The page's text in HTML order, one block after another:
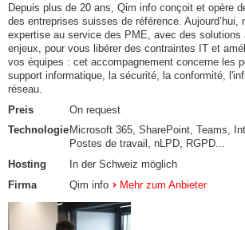
Depuis plus de 20 ans, Qim info conçoit et opère
des entreprises suisses de référence. Aujourd’hui,
expertise au service des PME, avec des solutions
enjeux, pour vous libérer des contraintes IT et
vos équipes : cet accompagnement concerne les
support informatique, la sécurité, la conformité,
réseau.
Preis
On request
Technologie Microsoft 365, SharePoint, Teams,
Postes de travail, nLPD, RGPD...
Hosting
In der Schweiz möglich
Firma
Qim info Mehr zum Anbieter